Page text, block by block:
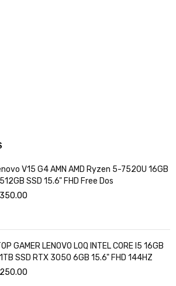
V15 G4 AMN AMD Ryzen 5-7520U 16GB
SSD 15.6" FHD Free Dos
GAMER LENOVO LOQ INTEL CORE I5 16GB
SSD RTX 3050 6GB 15.6" FHD 144HZ